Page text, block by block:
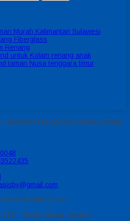
Murah Kalimantan Sulawesi
Fiberglass
Renang
untuk Kolam renang anak
taman Nusa tenggara timur
silahkan hubungi kami melalui kontak
08.00 s/d jam 21.00
123 - Tanah Abang, Jakarta